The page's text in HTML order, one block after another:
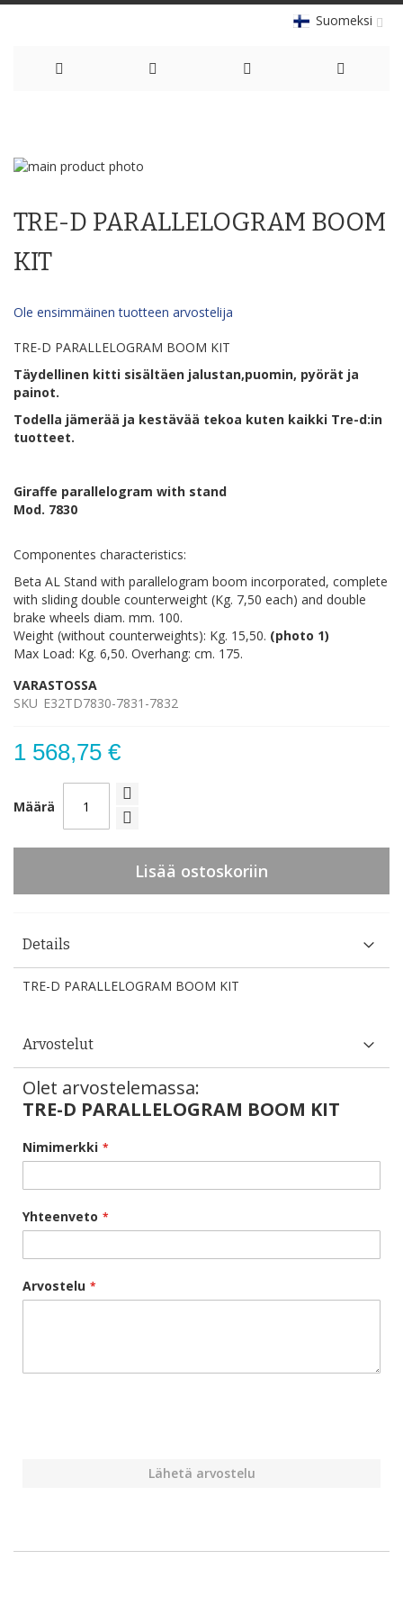
Suomeksi
Content
Skip
end
the
images
the
of
the
gallery
TRE-D PARALLELOGRAM BOOM
KIT
Ole ensimmäinen tuotteen arvostelija
TRE-D PARALLELOGRAM BOOM KIT
Täydellinen kitti sisältäen jalustan,puomin, pyörät ja
painot.
Todella jämerää ja kestävää tekoa kuten kaikki Tre-d:in
tuotteet.
Giraffe parallelogram with stand
Mod. 7830
Componentes characteristics:
Beta AL Stand with parallelogram boom incorporated, complete
with sliding double counterweight (Kg. 7,50 each) and double
brake wheels diam. mm. 100.
Weight (without counterweights): Kg. 15,50. (photo 1)
Max Load: Kg. 6,50. Overhang: cm. 175.
VARASTOSSA
SKU E32TD7830-7831-7832
1 568,75 €
Määrä
Lisää ostoskoriin
Details
TRE-D PARALLELOGRAM BOOM KIT
Arvostelut
Olet arvostelemassa:
TRE-D PARALLELOGRAM BOOM KIT
Nimimerkki
Yhteenveto
Arvostelu
Lähetä arvostelu